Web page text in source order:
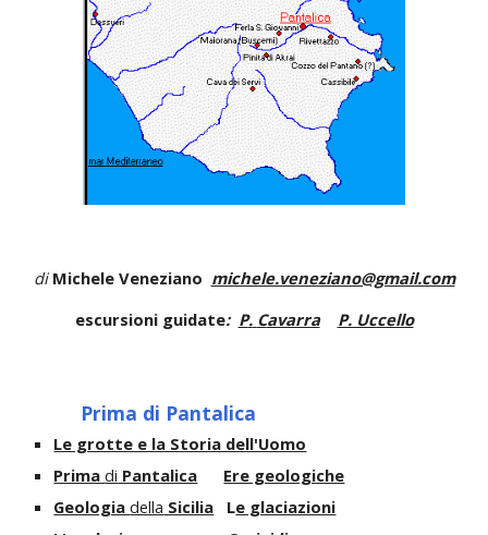
di Michele Veneziano michele.veneziano@gmail.com
escursioni guidate: P. Cavarra P. Uccello
Prima di Pantalica
Le grotte e la Storia dell'Uomo
Primadi Pantalica
Ere geologiche
Geologiadella Sicilia Le glaciazioni